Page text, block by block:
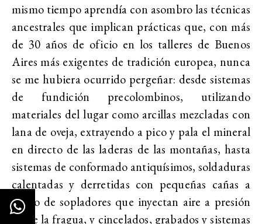
mismo tiempo aprendía con asombro las técnicas
ancestrales que implican prácticas que, con más
de 30 años de oficio en los talleres de Buenos
Aires más exigentes de tradición europea, nunca
se me hubiera ocurrido pergeñar: desde sistemas
de fundición precolombinos, utilizando
materiales del lugar como arcillas mezcladas con
lana de oveja, extrayendo a pico y pala el mineral
en directo de las laderas de las montañas, hasta
sistemas de conformado antiquísimos, soldaduras
calentadas y derretidas con pequeñas cañas a
modo de sopladores que inyectan aire a presión
sobre la fragua, y cincelados, grabados y sistemas